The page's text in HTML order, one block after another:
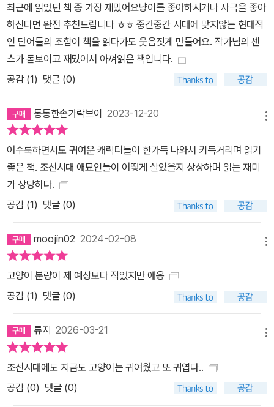
최근에 읽었던 책 중 가장 재밌어요냥이를 좋아하시거나 사극을 좋아
하신다면 완전 추천드립니다 ㅎㅎ 중간중간 시대에 맞지않는 현대적
인 단어들의 조합이 책을 읽다가도 웃음짓게 만들어요. 작가님의 센
스가 돋보이고 재밌어서 아껴읽은 책입니다.
공감 (1) 댓글 (0)
통통한손가락브이 2023-12-20
어수룩하면서도 귀여운 캐릭터들이 한가득 나와서 키득거리며 읽기
좋은 책. 조선시대 애묘인들이 어떻게 살았을지 상상하며 읽는 재미
가 상당하다.
공감 (1) 댓글 (0)
moojin02 2024-02-08
고양이 분량이 제 예상보다 적었지만 애옹
공감 (1) 댓글 (0)
류지 2026-03-21
조선시대에도 지금도 고양이는 귀여웠고 또 귀엽다..
공감 (0) 댓글 (0)